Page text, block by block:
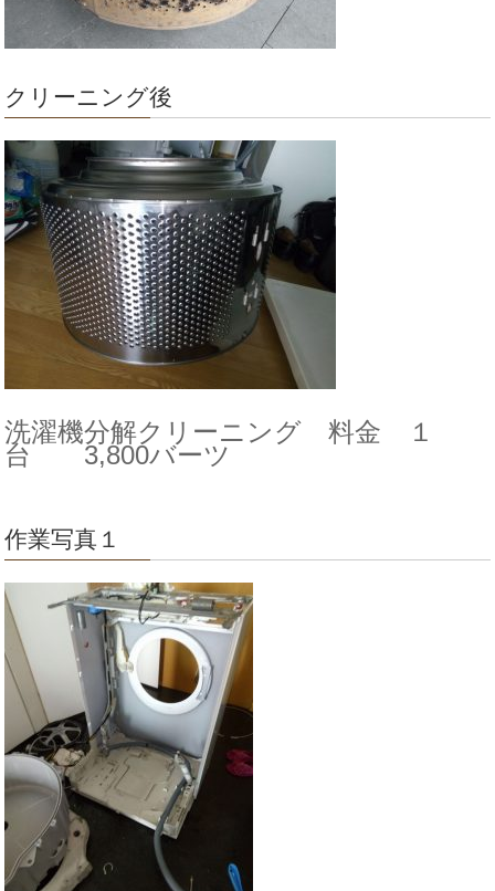
クリーニング後
洗濯機分解クリーニング 料金 １
台 3,800バーツ
作業写真１